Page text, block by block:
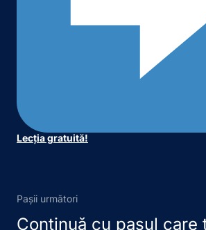
Lecția gratuită!
Pașii următori
Continuă cu pasul care